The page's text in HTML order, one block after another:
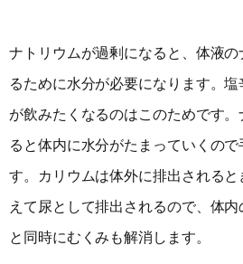
ナトリウムが過剰になると、体液
るために水分が必要になります。
が飲みたくなるのはこのためです
ると体内に水分がたまっていくので
す。カリウムは体外に排出されると
えて尿として排出されるので、体
と同時にむくみも解消します。